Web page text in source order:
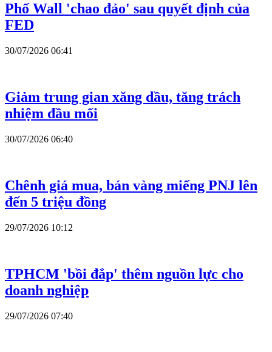
Phố Wall 'chao đảo' sau quyết định của
FED
30/07/2026 06:41
Giảm trung gian xăng dầu, tăng trách
nhiệm đầu mối
30/07/2026 06:40
Chênh giá mua, bán vàng miếng PNJ lên
đến 5 triệu đồng
29/07/2026 10:12
TPHCM 'bồi đắp' thêm nguồn lực cho
doanh nghiệp
29/07/2026 07:40